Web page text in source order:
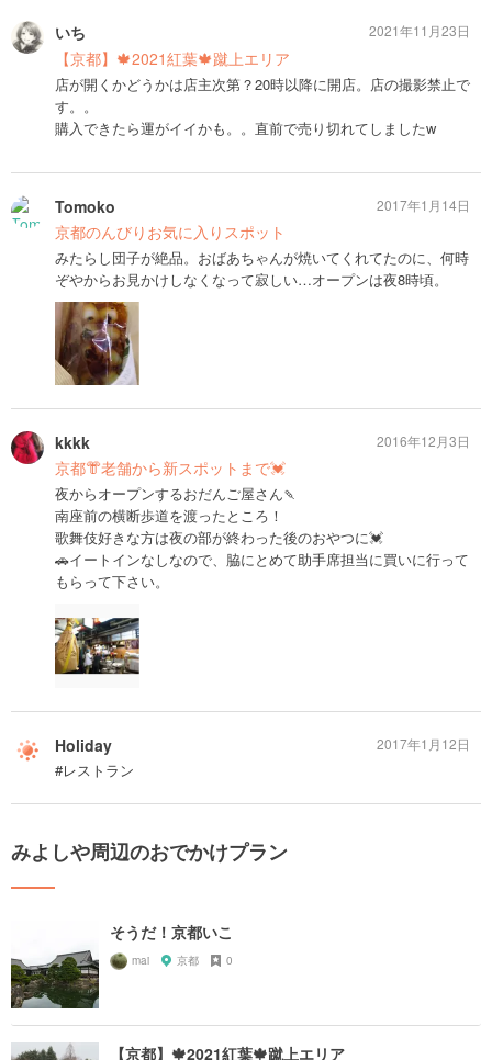
いち
【京都】🍁2021紅葉🍁蹴上エリア
店が開くかどうかは店主次第？20時以降に開店。店の撮影禁止で
す。。
購入できたら運がイイかも。。直前で売り切れてしましたw
2021年11月23日
Tomoko
京都のんびりお気に入りスポット
みたらし団子が絶品。おばあちゃんが焼いてくれてたのに、何時
ぞやからお見かけしなくなって寂しい…オープンは夜8時頃。
2017年1月14日
kkkk
京都👘老舗から新スポットまで💓
夜からオープンするおだんご屋さん🍡
南座前の横断歩道を渡ったところ！
歌舞伎好きな方は夜の部が終わった後のおやつに💓
🚗イートインなしなので、脇にとめて助手席担当に買いに行って
もらって下さい。
2016年12月3日
Holiday
#レストラン
2017年1月12日
みよしや周辺のおでかけプラン
そうだ！京都いこ
mai 京都 0
【京都】🍁2021紅葉🍁蹴上エリア